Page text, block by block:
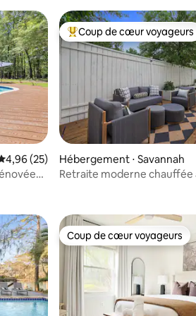
: 4,92 sur 5
moyenne sur la base de 25
4,96 (25)
Coups de cœur voyageurs
Coup de cœur voyageurs
Hébergement ⋅ Savannah
Retraite moderne chauffée
Coup de cœur voyageurs
Coup de cœur voyageurs